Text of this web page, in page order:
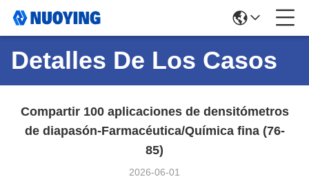
Detalles De Los Casos
Compartir 100 aplicaciones de densitómetros
de diapasón-Farmacéutica/Química fina (76-
85)
2026-06-01